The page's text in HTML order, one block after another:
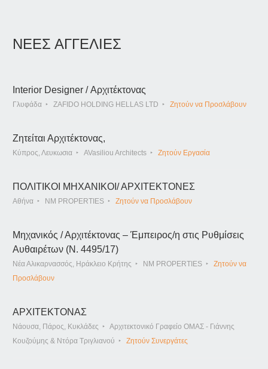
ΝΕΕΣ ΑΓΓΕΛΙΕΣ
Interior Designer / Αρχιτέκτονας
Γλυφάδα ZAFIDO HOLDING HELLAS LTD Ζητούν να Προσλάβουν
Ζητείται Αρχιτέκτονας,
Κύπρος, Λευκωσια AVasiliou Architects Ζητούν Εργασία
ΠΟΛΙΤΙΚΟΙ ΜΗΧΑΝΙΚΟΙ/ ΑΡΧΙΤΕΚΤΟΝΕΣ
Αθήνα NM PROPERTIES Ζητούν να Προσλάβουν
Μηχανικός / Αρχιτέκτονας – Έμπειρος/η στις Ρυθμίσεις
Αυθαιρέτων (Ν. 4495/17)
Νέα Αλικαρνασσός, Ηράκλειο Κρήτης NM PROPERTIES
Ζητούν να
Προσλάβουν
ΑΡΧΙΤΕΚΤΟΝΑΣ
Νάουσα, Πάρος, Κυκλάδες
Αρχιτεκτονικό Γραφείο ΟΜΑΣ - Γιάννης
Κουζούμης & Ντόρα Τριγλιανού
Ζητούν Συνεργάτες